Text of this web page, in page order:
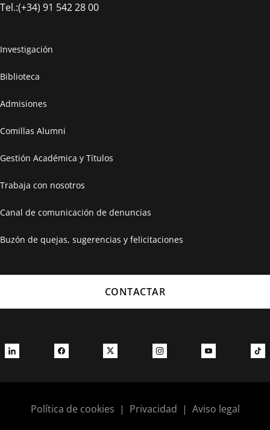
Tel.:(+34) 91 542 28 00
Investigación
Biblioteca
Admisiones
Comillas Alumni
Gestión Académica y Títulos
Trabaja con nosotros
Canal de comunicación de denuncias
Buzón de quejas, sugerencias y felicitaciones
CONTACTAR
Política de cookies | Privacidad | Aviso legal